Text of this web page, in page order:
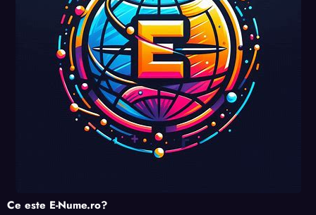
te
te
Ce este E-Nume.ro?